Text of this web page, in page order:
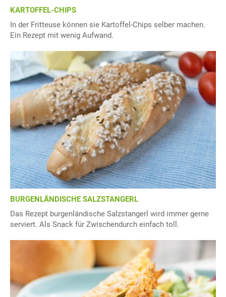
KARTOFFEL-CHIPS
In der Fritteuse können sie Kartoffel-Chips selber machen.
Ein Rezept mit wenig Aufwand.
BURGENLÄNDISCHE SALZSTANGERL
Das Rezept burgenländische Salzstangerl wird immer gerne
serviert. Als Snack für Zwischendurch einfach toll.